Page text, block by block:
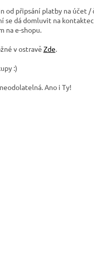
od připsání platby na účet /
se dá domluvit na
na e-shopu.
v ostravě Zde.
:)
Ano i Ty!